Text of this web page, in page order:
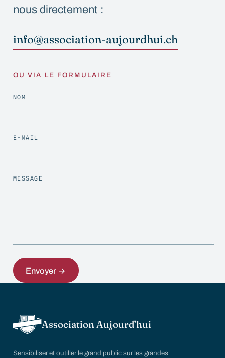
nous directement :
info@association-aujourdhui.ch
OU VIA LE FORMULAIRE
NOM
E-MAIL
MESSAGE
Envoyer →
Association Aujourd’hui
Sensibiliser et outiller le grand public sur les grandes